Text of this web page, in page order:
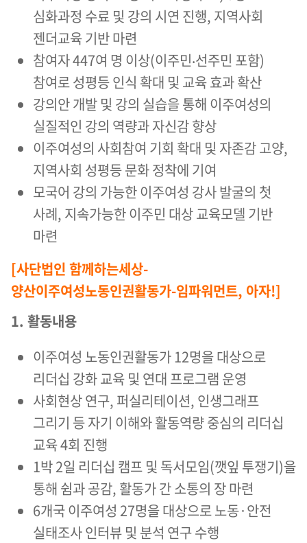
심화과정 수료 및 강의 시연 진행, 지역사회
젠더교육 기반 마련
참여자 447여 명 이상(이주민‧선주민 포함)
참여로 성평등 인식 확대 및 교육 효과 확산
강의안 개발 및 강의 실습을 통해 이주여성의
실질적인 강의 역량과 자신감 향상
이주여성의 사회참여 기회 확대 및 자존감 고양,
지역사회 성평등 문화 정착에 기여
모국어 강의 가능한 이주여성 강사 발굴의 첫
사례, 지속가능한 이주민 대상 교육모델 기반
마련
[사단법인 함께하는세상-
양산이주여성노동인권활동가-임파워먼트, 아자!]
1. 활동내용
이주여성 노동인권활동가 12명을 대상으로
리더십 강화 교육 및 연대 프로그램 운영
사회현상 연구, 퍼실리테이션, 인생그래프
그리기 등 자기 이해와 활동역량 중심의 리더십
교육 4회 진행
1박 2일 리더십 캠프 및 독서모임(깻잎 투쟁기)을
통해 쉼과 공감, 활동가 간 소통의 장 마련
6개국 이주여성 27명을 대상으로 노동·안전
실태조사 인터뷰 및 분석 연구 수행